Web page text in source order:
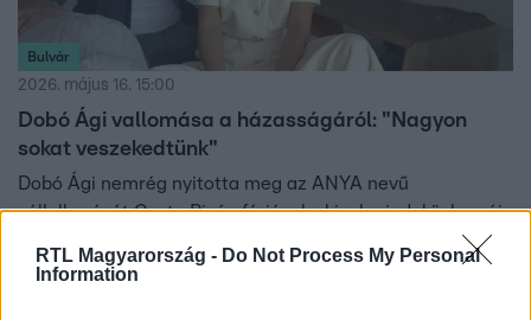
RTL Magyarország - Do Not Process My Personal
Information
Bulvár
2026. május 16. 15:00
Dobó Ági vallomása a házasságáról: "Nagyon
sokat veszekedtünk"
Dobó Ági nemrég nyitotta meg az ANYA nevű
vállalkozását Costa Ricán férjével, akivel mindeközben új